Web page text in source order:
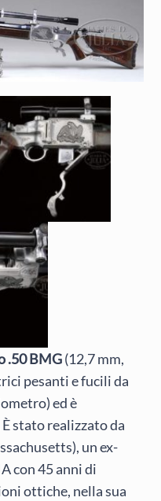
.50 BMG(12,7 mm,
pesanti e fucili da
ed è
È stato realizzato da
un ex-
con 45 anni di
ottiche, nella sua